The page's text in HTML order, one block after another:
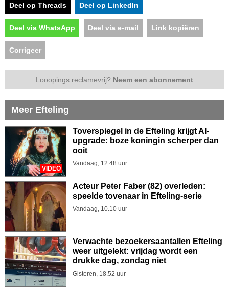
Deel op Threads Deel op LinkedIn
Deel via WhatsApp Deel via e-mail Link kopiëren
Corrigeer
Looopings reclamevrij? Neem een abonnement
Meer Efteling
VIDEO
Toverspiegel in de Efteling krijgt AI-
upgrade: boze koningin scherper dan
ooit
Vandaag, 12.48 uur
Acteur Peter Faber (82) overleden:
speelde tovenaar in Efteling-serie
Vandaag, 10.10 uur
Verwachte bezoekersaantallen Efteling
weer uitgelekt: vrijdag wordt een
drukke dag, zondag niet
Gisteren, 18.52 uur